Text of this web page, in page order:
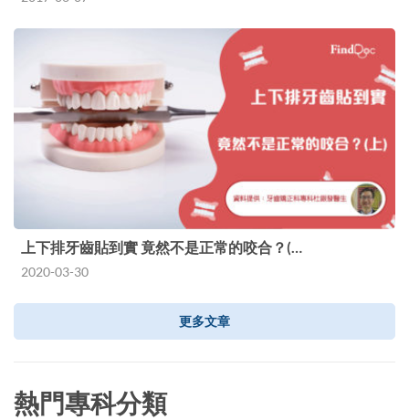
上下排牙齒貼到實 竟然不是正常的咬合？(…
2020-03-30
更多文章
熱門專科分類